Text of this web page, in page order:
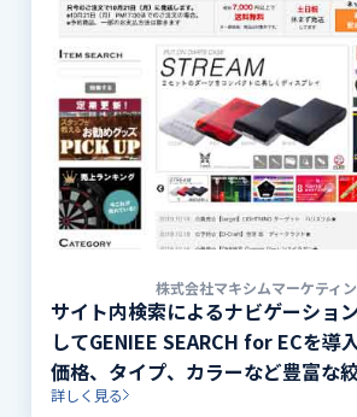
株式会社マキシムマーケティ
サイト内検索によるナビゲーショ
してGENIEE SEARCH for ECを導
価格、タイプ、カラーなど豊富な
件数の表示付きで実装。
詳しく見る